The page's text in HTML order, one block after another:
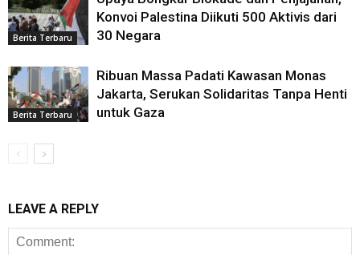
Berita Terbaru
Konvoi Palestina Diikuti 500 Aktivis dari
30 Negara
Berita Terbaru
Ribuan Massa Padati Kawasan Monas
Jakarta, Serukan Solidaritas Tanpa Henti
untuk Gaza
LEAVE A REPLY